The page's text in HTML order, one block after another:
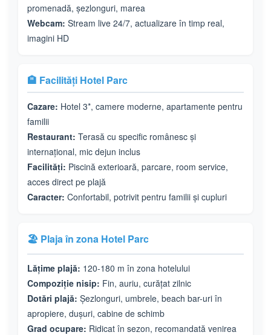
promenadă, șezlonguri, marea
Webcam: Stream live 24/7, actualizare în timp real,
imagini HD
🏨 Facilități Hotel Parc
Cazare: Hotel 3*, camere moderne, apartamente pentru
familii
Restaurant: Terasă cu specific românesc și
internațional, mic dejun inclus
Facilități: Piscină exterioară, parcare, room service,
acces direct pe plajă
Caracter: Confortabil, potrivit pentru familii și cupluri
🏖️ Plaja în zona Hotel Parc
Lățime plajă: 120-180 m în zona hotelului
Compoziție nisip: Fin, auriu, curățat zilnic
Dotări plajă: Șezlonguri, umbrele, beach bar-uri în
apropiere, dușuri, cabine de schimb
Grad ocupare: Ridicat în sezon, recomandată venirea